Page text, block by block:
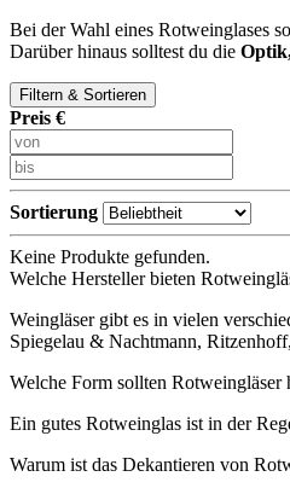
Bei der Wahl eines Rotweinglases
Darüber hinaus solltest du die
Filtern & Sortieren
Preis €
Sortierung
Keine Produkte gefunden.
Welche Hersteller bieten
Weingläser gibt es in vielen
Spiegelau & Nachtmann,
Welche Form sollten Rotweingläser
Ein gutes Rotweinglas ist in der
Warum ist das Dekantieren von